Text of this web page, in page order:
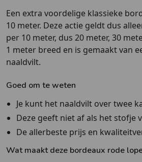
Een extra voordelige klassieke
10 meter. Deze actie geldt dus
per 10 meter, dus 20 meter, 30
1 meter breed en is gemaakt van
naaldvilt.
Goed om te weten
Je kunt het naaldvilt over twee
Deze geeft niet af als het stofje
De allerbeste prijs en
Wat maakt deze bordeaux rode